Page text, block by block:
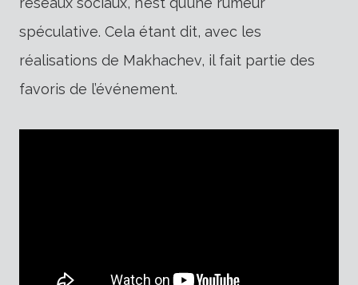
spéculative. Cela étant dit, avec les
réalisations de Makhachev, il fait partie des
favoris de l’événement.